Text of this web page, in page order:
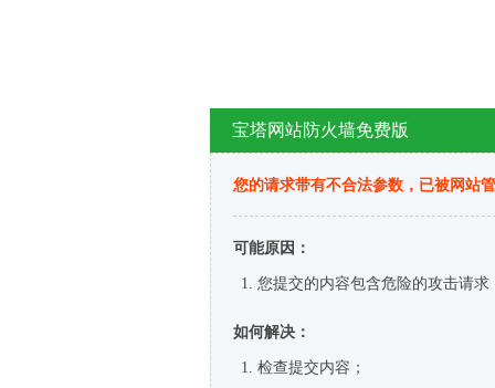
宝塔网站防火墙免费版
您的请求带有不合法参数，已被网站
可能原因：
您提交的内容包含危险的攻击请求
如何解决：
检查提交内容；